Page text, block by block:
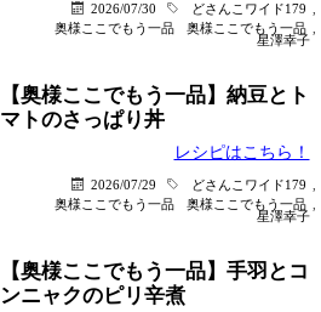
2026/07/30 どさんこワイド179
奥様ここでもう一品
奥様ここでもう一品
星澤幸子
【奥様ここでもう一品】納豆とト
マトのさっぱり丼
レシピはこちら！
2026/07/29 どさんこワイド179
奥様ここでもう一品
奥様ここでもう一品
星澤幸子
【奥様ここでもう一品】手羽とコ
ンニャクのピリ辛煮